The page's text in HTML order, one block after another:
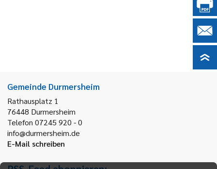
Gemeinde Durmersheim
Rathausplatz 1
76448 Durmersheim
Telefon 07245 920 - 0
info@durmersheim.de
E-Mail schreiben